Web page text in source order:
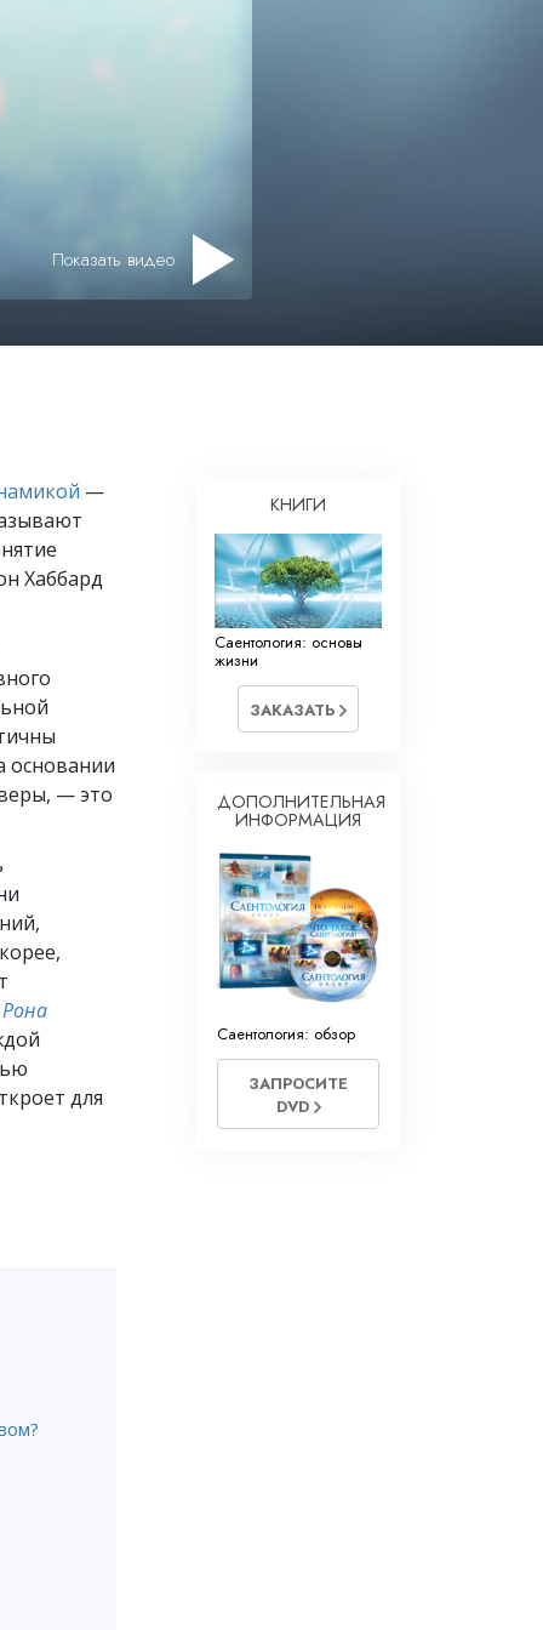
Расследования
Показать видео
—
Хаббард
основании
— это
для
КНИГИ
Саентология: основы
жизни
ЗАКАЗАТЬ
ДОПОЛНИТЕЛЬНАЯ
ИНФОРМАЦИЯ
Саентология: обзор
ЗАПРОСИТЕ
DVD